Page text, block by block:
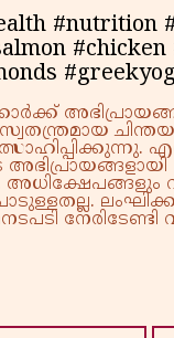
#nutrition
#chicken
നേരിടേണ്ടി